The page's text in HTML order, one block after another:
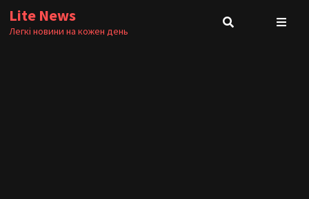
Skip
to
Lite News
Легкі новини на кожен день